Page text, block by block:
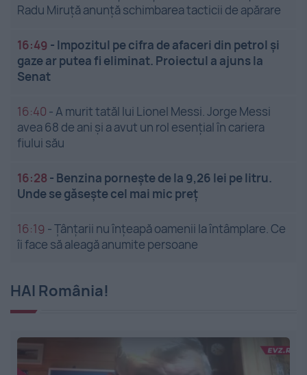
Radu Miruță anunță schimbarea tacticii de apărare
16:49 - Impozitul pe cifra de afaceri din petrol și
gaze ar putea fi eliminat. Proiectul a ajuns la
Senat
16:40 -A murit tatăl lui Lionel Messi. Jorge Messi
avea 68 de ani și a avut un rol esențial în cariera
fiului său
16:28 - Benzina pornește de la 9,26 lei pe litru.
Unde se găsește cel mai mic preț
16:19 -Țânțarii nu înțeapă oamenii la întâmplare. Ce
îi face să aleagă anumite persoane
HAI România!